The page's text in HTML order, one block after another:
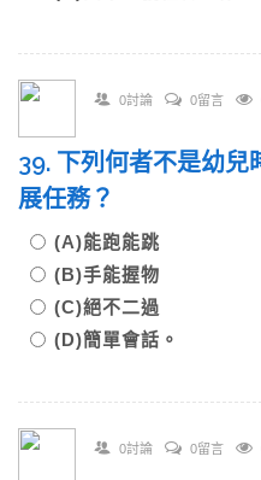
0討論 0留言
39. 下列何者不是幼兒
展任務？
(A)能跑能跳
(B)手能握物
(C)絕不二過
(D)簡單會話。
0討論 0留言